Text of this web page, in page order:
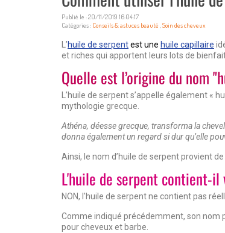
Publié le : 20/11/2019 16:04:17
Catégories : Conseils & astuces beauté ,Soin des cheveux
L’huile de serpentest une huile capillaire
et riches qui apportent leurs lots de
Quelle est l’origine du nom
L’huile de serpent s’appelle également «
mythologie grecque.
Athéna, déesse grecque, transforma la
donna également un regard si dur qu’elle
Ainsi, le nom d’huile de serpent provient
L'huile de serpent contient-
NON, l'huile de serpent ne contient pas
Comme indiqué précédemment, son nom
pour cheveux et barbe.